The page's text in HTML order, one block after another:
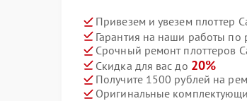
Привезем и увезем плоттер
Гарантия на наши работы по
Срочный ремонт плоттеров
Скидка для вас до 20%
Получите 1500 рублей на
Оригинальные